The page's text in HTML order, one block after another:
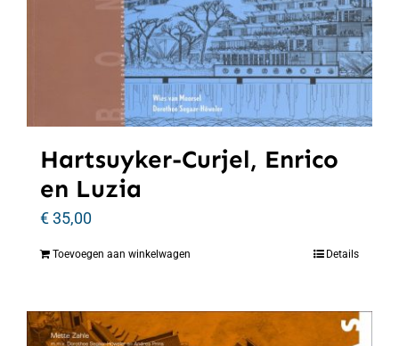
Hartsuyker-Curjel, Enrico
en Luzia
€35,00
Toevoegen aan winkelwagen Details